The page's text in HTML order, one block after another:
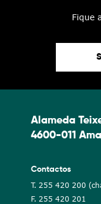
Fique
Alameda
4600-011
Contactos
T. 255 420 200
F. 255 420 201